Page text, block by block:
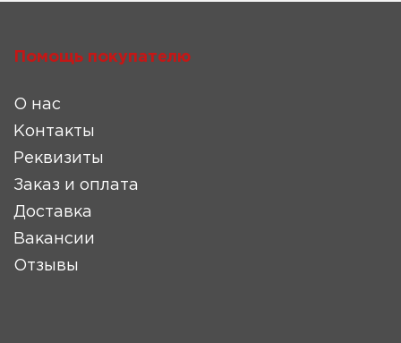
Помощь покупателю
О нас
Контакты
Реквизиты
Заказ и оплата
Доставка
Вакансии
Отзывы